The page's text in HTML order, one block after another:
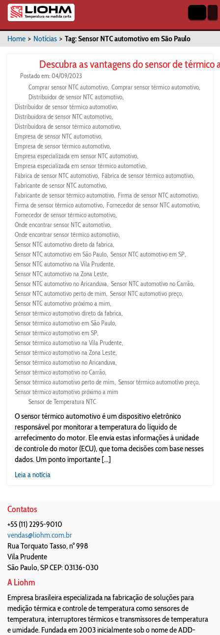
Home > Notícias > Tag: Sensor NTC automotivo em São Paulo
Descubra as vantagens do sensor de
Postado em: 04/09/2023
Comprar sensor NTC automotivo Comprar sensor térmico automotivo
Distribuidor de sensor NTC automotivo
Distribuidor de sensor térmico automotivo
Distribuidora de sensor NTC automotivo
Distribuidora de sensor térmico automotivo
Empresa de sensor NTC automotivo
Empresa de sensor térmico automotivo
Empresa especializada em sensor NTC automotivo
Empresa especializada em sensor térmico automotivo
Fábrica de sensor NTC automotivo Fábrica de sensor térmico automotivo
Fabricante de sensor NTC automotivo
Fabricante de sensor térmico automotivo Firma de sensor NTC automotivo
Firma de sensor térmico automotivo Fornecedor de sensor NTC automotivo
Fornecedor de sensor térmico automotivo
Onde encontrar sensor NTC automotivo
Onde encontrar sensor térmico automotivo
Sensor NTC automotivo direto da fabrica
Sensor NTC automotivo em São Paulo Sensor NTC automotivo em SP
Sensor NTC automotivo na Vila Prudente
Sensor NTC automotivo na Zona Leste
Sensor NTC automotivo no Aricanduva Sensor NTC automotivo no Carrão
Sensor NTC automotivo perto de mim Sensor NTC automotivo preço
Sensor NTC automotivo próximo a mim
Sensor térmico automotivo direto da fabrica
Sensor térmico automotivo em São Paulo
Sensor térmico automotivo em SP
Sensor térmico automotivo na Vila Prudente
Sensor térmico automotivo na Zona Leste
Sensor térmico automotivo no Aricanduva
Sensor térmico automotivo no Carrão
Sensor térmico automotivo perto de mim Sensor térmico automotivo preço
Sensor térmico automotivo próximo a mim
Sensor de Temperatura NTC
O sensor térmico automotivo é um dispositivo eletrônico
responsável por monitorar a temperatura do líquido de
arrefecimento do motor. Ele envia estas informações à unidade
de controle do motor (ECU), que toma decisões com base nesses
dados. Um ponto importante [...]
Leia a notícia
Contatos
+55 (11) 2295-9010
vendas@liohm.com.br
Rua Torquato Tasso, n° 998
Vila Prudente
São Paulo,SPCEP: 03136-030
A Liohm
Empresa brasileira especializada na fabricação de soluções para
medição térmica e controle de temperatura como sensores de
temperatura, interruptores térmicos e transmissores de temperatura
e umidade. Fundada em 2003 inicialmente sob o nome de ADD-